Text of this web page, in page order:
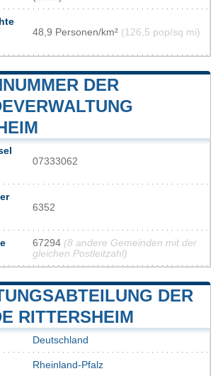
48,9 Personen/km² (126,5 pop/sq mi)
DER
07333062
6352
67294 (8 andere Gemeinden mit der
gleichen Postleitzahl)
DER
RITTERSHEIM
Deutschland
Rheinland-Pfalz